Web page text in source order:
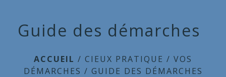
Guide des démarches
ACCUEIL / CIEUX PRATIQUE / VOS
DÉMARCHES / GUIDE DES DÉMARCHES